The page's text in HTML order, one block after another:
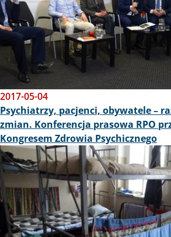
2017-05-04
Psychiatrzy, pacjenci, obywatele –
zmian. Konferencja prasowa RPO
Kongresem Zdrowia Psychicznego
Obraz